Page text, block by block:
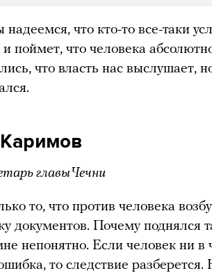
что кто-то все-таки
и поймет, что человека
что власть нас выслушает,
главы Чечни
то, что против человека
документов. Почему поднялся
непонятно. Если человек ни в
то следствие